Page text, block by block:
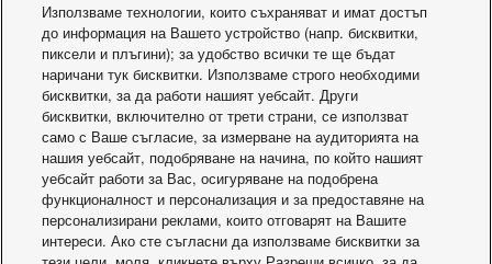
Хладилна техника
Използваме технологии, които съхраняват и имат достъп
до информация на Вашето устройство (напр. бисквитки,
пиксели и плъгини); за удобство всички те ще бъдат
наричани тук бисквитки. Използваме строго необходими
бисквитки, за да работи нашият уебсайт. Други
бисквитки, включително от трети страни, се използват
само с Ваше съгласие, за измерване на аудиторията на
нашия уебсайт, подобряване на начина, по който нашият
уебсайт работи за Вас, осигуряване на подобрена
функционалност и персонализация и за предоставяне на
персонализирани реклами, които отговарят на Вашите
интереси. Ако сте съгласни да използваме бисквитки за